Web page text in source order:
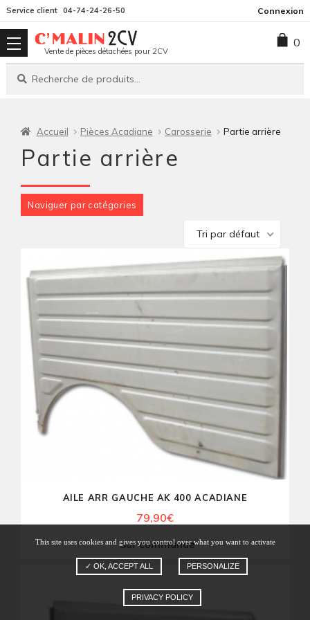
la
navigation
contenu
Service client 04-74-24-26-50 Connexion
Vente de pièces détachées pour 2CV
Recherche
Recherche
0
Accueil Pièces Acadiane Carosserie Partie arrière
Partie arrière
Naviguer par catégories
Tri par défaut
AILE ARR GAUCHE AK 400 ACADIANE
79,90€
Sur commande
This site uses cookies and gives you control over what you want to activate
✓ OK, ACCEPT ALL PERSONALIZE
PRIVACY POLICY